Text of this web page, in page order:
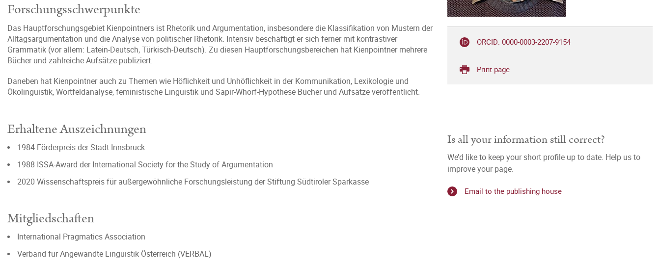
Forschungsschwerpunkte
Das Hauptforschungsgebiet Kienpointners ist Rhetorik und Argumentation, insbesondere die Klassifikation von Mustern der
Alltagsargumentation und die Analyse von politischer Rhetorik. Intensiv beschäftigt er sich ferner mit kontrastiver
Grammatik (vor allem: Latein-Deutsch, Türkisch-Deutsch). Zu diesen Hauptforschungsbereichen hat Kienpointner mehrere
Bücher und zahlreiche Aufsätze publiziert.
Daneben hat Kienpointner auch zu Themen wie Höflichkeit und Unhöflichkeit in der Kommunikation, Lexikologie und
Ökolinguistik, Wortfeldanalyse, feministische Linguistik und Sapir-Whorf-Hypothese Bücher und Aufsätze veröffentlicht.
Erhaltene Auszeichnungen
1984 Förderpreis der Stadt Innsbruck
1988 ISSA-Award der International Society for the Study of Argumentation
2020 Wissenschaftspreis für außergewöhnliche Forschungsleistung der Stiftung Südtiroler Sparkasse
Mitgliedschaften
International Pragmatics Association
Verband für Angewandte Linguistik Österreich (VERBAL)
ORCID: 0000-0003-2207-9154
Print page
Is all your information still correct?
We’d like to keep your short profile up to date. Help us to
improve your page.
Email to the publishing house